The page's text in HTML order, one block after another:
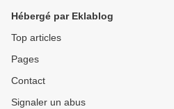
Hébergé par Eklablog
Top articles
Pages
Contact
Signaler un abus